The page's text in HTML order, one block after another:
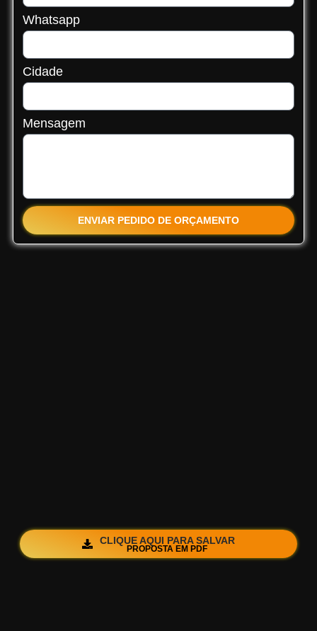
Whatsapp
Cidade
Mensagem
ENVIAR PEDIDO DE ORÇAMENTO
CLIQUE AQUI PARA SALVAR
PROPOSTA EM PDF